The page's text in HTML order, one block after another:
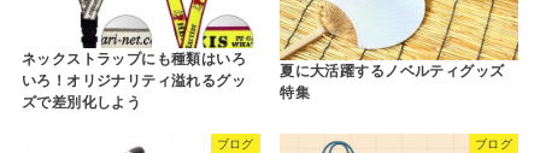
ネックストラップにも種類はいろ
いろ！オリジナリティ溢れるグッ
ズで差別化しよう
夏に大活躍するノベルティグッズ
特集
ブログ ブログ